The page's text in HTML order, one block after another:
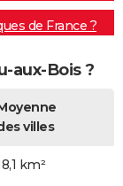
de France ?
aux-Bois ?
villes
km²